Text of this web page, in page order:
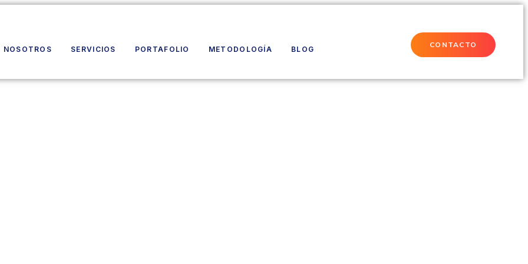
NOSOTROS SERVICIOS PORTAFOLIO METODOLOGÍA BLOG CONTACTO